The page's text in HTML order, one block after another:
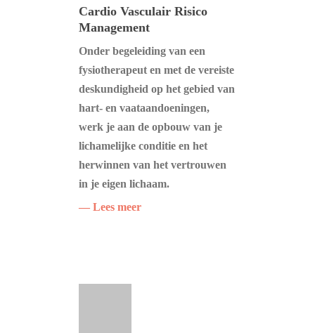
Cardio Vasculair Risico
Management
Onder begeleiding van een
fysiotherapeut en met de vereiste
deskundigheid op het gebied van
hart- en vaataandoeningen,
werk je aan de opbouw van je
lichamelijke conditie en het
herwinnen van het vertrouwen
in je eigen lichaam.
— Lees meer